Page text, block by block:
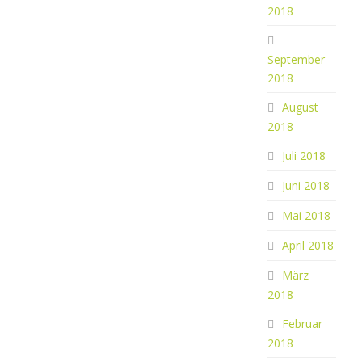
2018
September
2018
August
2018
Juli 2018
Juni 2018
Mai 2018
April 2018
März
2018
Februar
2018